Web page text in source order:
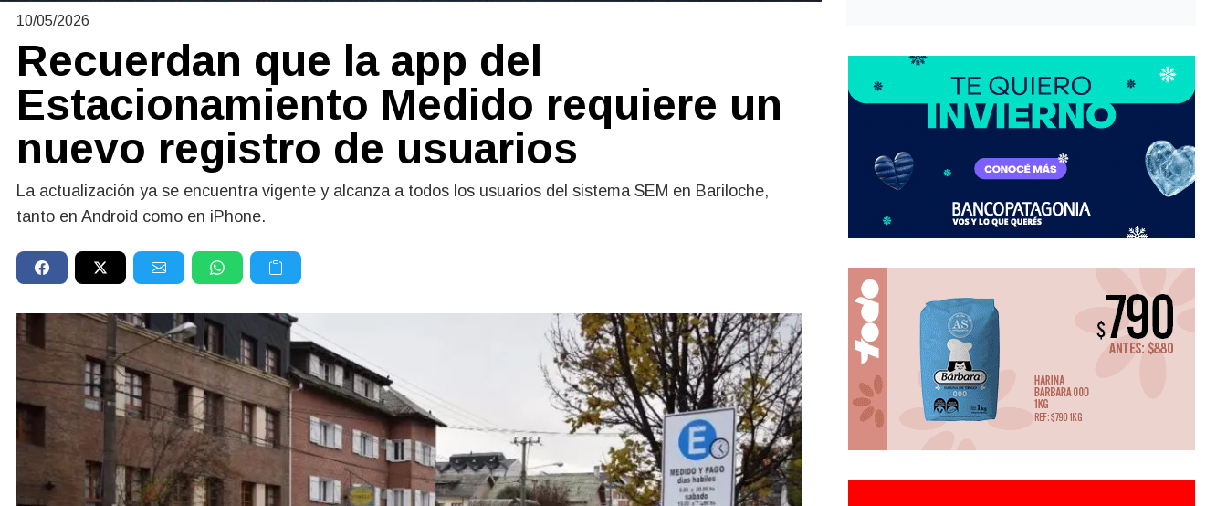
10/05/2026
Recuerdan que la app del
Estacionamiento Medido requiere un
nuevo registro de usuarios
La actualización ya se encuentra vigente y alcanza a todos los usuarios del sistema SEM en Bariloche,
tanto en Android como en iPhone.